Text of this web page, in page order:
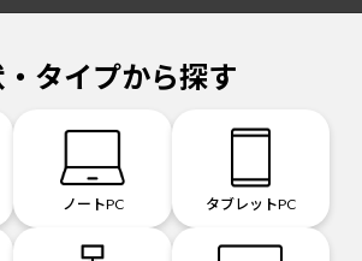
タイプから探す
ノートPC タブレットPC